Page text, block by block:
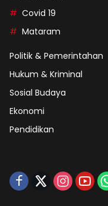
Covid 19
Mataram
Politik & Pemerintahan
Hukum & Kriminal
Sosial Budaya
Ekonomi
Pendidikan